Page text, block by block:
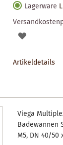
Lagerware
AUF
Artikeldetails
Viega
Badewannen
M5, DN 40/